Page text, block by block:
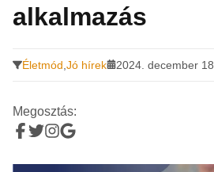
alkalmazás
Életmód Jó hírek 2024. december 18.
Megosztás: